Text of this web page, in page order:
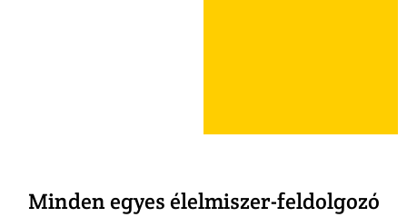
Minden egyes élelmiszer-feldolgozó